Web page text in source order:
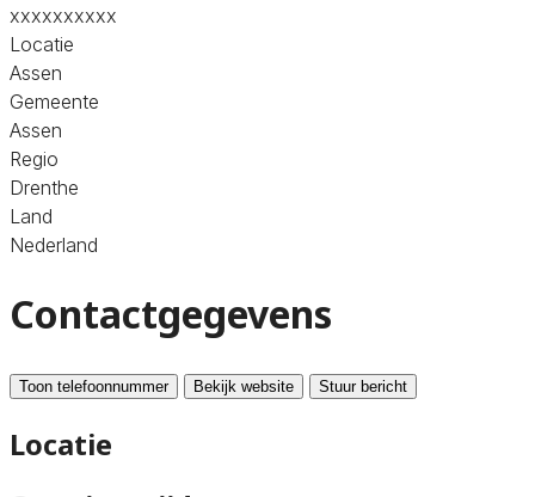
xxxxxxxxxx
Locatie
Assen
Gemeente
Assen
Regio
Drenthe
Land
Nederland
Contactgegevens
Toon telefoonnummer Bekijk website Stuur bericht
Locatie